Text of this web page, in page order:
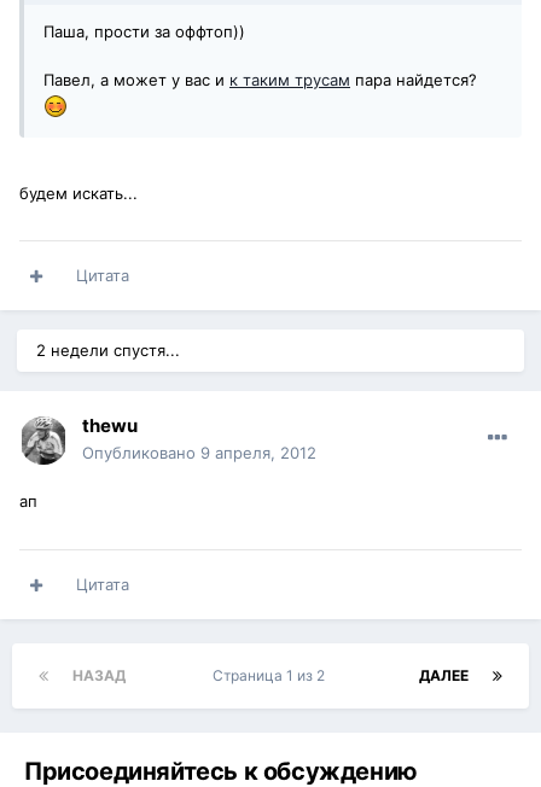
Паша, прости за оффтоп))
Павел, а может у вас и к таким трусам пара найдется?
будем искать...
Цитата
2 недели спустя...
thewu
Опубликовано 9 апреля, 2012
ап
Цитата
НАЗАД ДАЛЕЕ
Страница 1 из 2
Присоединяйтесь к обсуждению